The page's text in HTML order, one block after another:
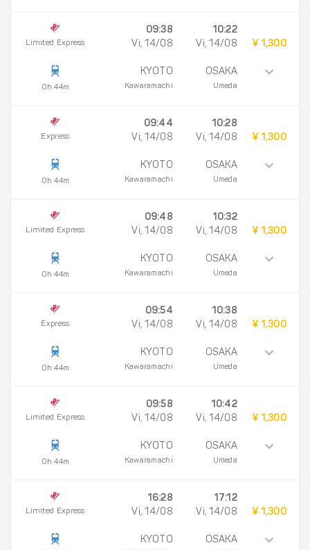
Limited Express
0h 44m
09:38
Vi, 14/08
KYOTO
Kawaramachi
10:22
Vi, 14/08
OSAKA
Umeda
¥ 1,300
Express
0h 44m
09:44
Vi, 14/08
KYOTO
Kawaramachi
10:28
Vi, 14/08
OSAKA
Umeda
¥ 1,300
Limited Express
0h 44m
09:48
Vi, 14/08
KYOTO
Kawaramachi
10:32
Vi, 14/08
OSAKA
Umeda
¥ 1,300
Express
0h 44m
09:54
Vi, 14/08
KYOTO
Kawaramachi
10:38
Vi, 14/08
OSAKA
Umeda
¥ 1,300
Limited Express
0h 44m
09:58
Vi, 14/08
KYOTO
Kawaramachi
10:42
Vi, 14/08
OSAKA
Umeda
¥ 1,300
Limited Express
16:28
Vi, 14/08
KYOTO
17:12
Vi, 14/08
OSAKA
¥ 1,300